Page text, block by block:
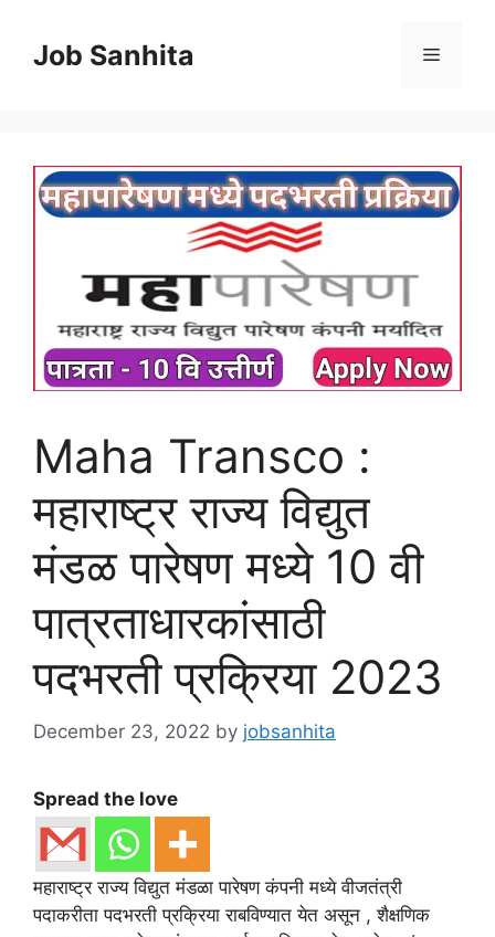
contentJob Sanhita Menu
Maha Transco :
महाराष्ट्र राज्य विद्युत
मंडळ पारेषण मध्ये 10 वी
पात्रताधारकांसाठी
पदभरती प्रक्रिया 2023
December 23, 2022 by jobsanhita
Spread the love
महाराष्ट्र राज्य विद्युत मंडळा पारेषण कंपनी मध्ये वीजतंत्री
पदाकरीता पदभरती प्रक्रिया राबविण्यात येत असून , शैक्षणिक